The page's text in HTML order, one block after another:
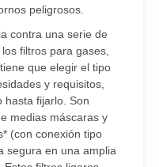
peligrosos.
contra una serie de
filtros para gases,
que elegir el tipo
y requisitos,
hasta fijarlo. Son
medias máscaras y
(con conexión tipo
segura en una amplia